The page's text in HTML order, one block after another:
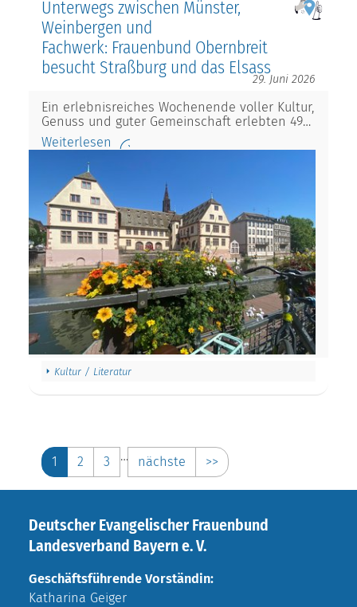
Unterwegs zwischen Münster,
Weinbergen und
Fachwerk: Frauenbund Obernbreit
besucht Straßburg und das Elsass
29. Juni 2026
Ein erlebnisreiches Wochenende voller Kultur,
Genuss und guter Gemeinschaft erlebten 49…
Weiterlesen
Kultur / Literatur
1 2 3 … nächste >>
Deutscher Evangelischer Frauenbund
Landesverband Bayern e. V.
Geschäftsführende Vorständin:
Katharina Geiger